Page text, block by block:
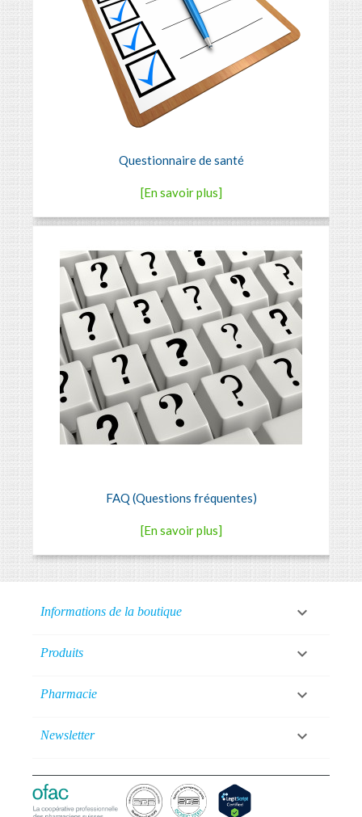
Questionnaire de santé
[En savoir plus]
FAQ (Questions fréquentes)
[En savoir plus]
Informations de la boutique 
Produits 
Pharmacie 
Newsletter 